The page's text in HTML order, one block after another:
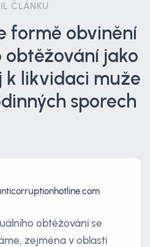
ČLÁNKU
formě obvinění
obtěžování jako
k likvidaci muže
sporech
obtěžování se
zejména v oblasti